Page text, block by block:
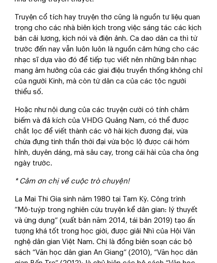
Truyện cổ tích hay truyện thơ cũng là nguồn tư liệu quan
trọng cho các nhà biên kịch trong việc sáng tác các kịch
bản cải lương, kịch nói và điện ảnh. Ca dao dân ca thì từ
trước đến nay vẫn luôn luôn là nguồn cảm hứng cho các
nhạc sĩ dựa vào đó để tiếp tục viết nên những bản nhạc
mang âm hưởng của các giai điệu truyền thống không chỉ
của người Kinh, mà còn từ dân ca của các tộc người
thiểu số.
Hoặc như nội dung của các truyện cười có tính châm
biếm và đả kích của VHDG Quảng Nam, có thể được
chắt lọc để viết thành các vở hài kịch đương đại, vừa
chứa đựng tinh thần thời đại vừa bộc lộ được cái hóm
hỉnh, duyên dáng, mà sâu cay, trong cái hài của cha ông
ngày trước.
* Cảm ơn chị về cuộc trò chuyện!
La Mai Thi Gia sinh năm 1980 tại Tam Kỳ. Công trình
“Mô-tuýp trong nghiên cứu truyện kể dân gian: lý thuyết
và ứng dụng” (xuất bản năm 2014, tái bản 2019) tạo ấn
tượng khá tốt trong học giới, được giải Nhì của Hội Văn
nghệ dân gian Việt Nam. Chị là đồng biên soạn các bộ
sách “Văn học dân gian An Giang” (2010), “Văn học dân